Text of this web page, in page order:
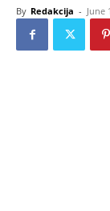
By Redakcija - June